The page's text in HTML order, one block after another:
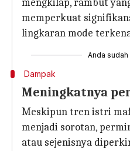
mengkilap, rambut
memperkuat
lingkaran mode
Anda sudah
Dampak
Meningkatnya
Meskipun tren istri
menjadi sorotan,
atau sejenisnya